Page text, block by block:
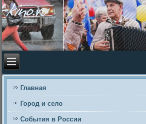
Главная
Город и село
События в России